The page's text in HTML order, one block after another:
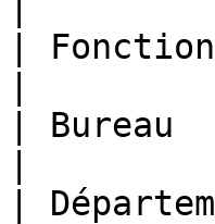
|
|
|